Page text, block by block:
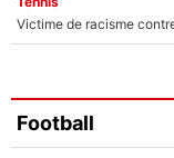
Football